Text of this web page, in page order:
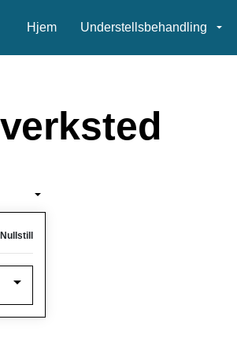
Hjem Understellsbehandling
Nullstill